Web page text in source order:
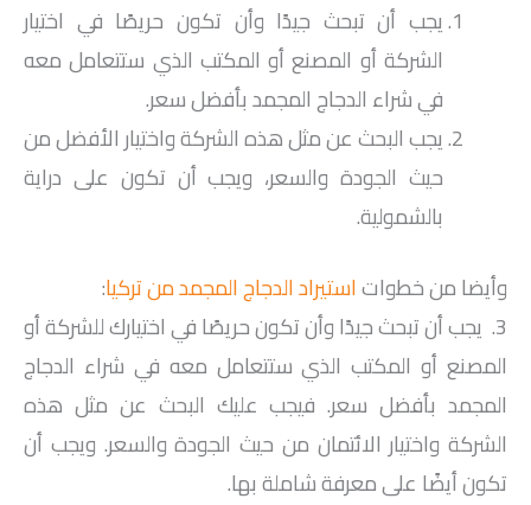
يجب أن تبحث جيدًا وأن تكون حريصًا في اختيار
الشركة أو المصنع أو المكتب الذي ستتعامل معه
في شراء الدجاج المجمد بأفضل سعر.
يجب البحث عن مثل هذه الشركة واختيار الأفضل من
حيث الجودة والسعر، ويجب أن تكون على دراية
بالشمولية.
وأيضا من خطواتاستيراد الدجاج المجمد من تركيا:
3. يجب أن تبحث جيدًا وأن تكون حريصًا في اختيارك للشركة أو
المصنع أو المكتب الذي ستتعامل معه في شراء الدجاج
المجمد بأفضل سعر. فيجب عليك البحث عن مثل هذه
الشركة واختيار الائتمان من حيث الجودة والسعر. ويجب أن
تكون أيضًا على معرفة شاملة بها.